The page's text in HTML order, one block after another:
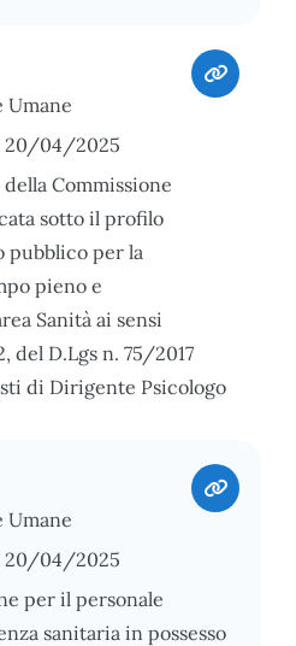
Umane
20/04/2025
Commissione
sotto il profilo
pubblico per la
pieno e
Sanità ai sensi
del D.Lgs n. 75/2017
di Dirigente Psicologo
Umane
20/04/2025
per il personale
sanitaria in possesso